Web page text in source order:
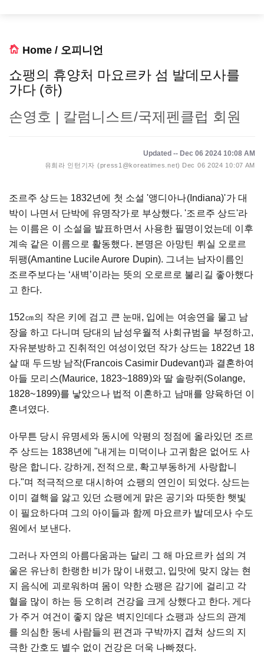
Home / 오피니언
쇼팽의 휴양처 마요르카 섬 발데모사를
가다 (하)
손영호 | 칼럼니스트/국제펜클럽 회원
Updated -- Dec 06 2024 10:08 AM
유희라 인턴기자 (press1@koreatimes.net) Dec 06 2024 10:07 AM
조르주 상드는 1832년에 첫 소설 '앵디아나(Indiana)'가 대
박이 나면서 단박에 유명작가로 부상했다. '조르주 상드'라
는 이름은 이 소설을 발표하면서 사용한 필명이었는데 이후
계속 같은 이름으로 활동했다. 본명은 아망틴 뤼실 오로르
뒤팽(Amantine Lucile Aurore Dupin). 그녀는 남자이름인
조르주보다는 ‘새벽’이라는 뜻의 오로르로 불리길 좋아했다
고 한다.
152㎝의 작은 키에 검고 큰 눈매, 입에는 여송연을 물고 남
장을 하고 다니며 당대의 남성우월적 사회규범을 부정하고,
자유분방하고 진취적인 여성이었던 작가 상드는 1822년 18
살 때 두드방 남작(Francois Casimir Dudevant)과 결혼하여
아들 모리스(Maurice, 1823~1889)와 딸 솔랑쥐(Solange,
1828~1899)를 낳았으나 법적 이혼하고 남매를 양육하던 이
혼녀였다.
아무튼 당시 유명세와 동시에 악평의 정점에 올라있던 조르
주 상드는 1838년에 "내게는 미덕이나 고귀함은 없어도 사
랑은 합니다. 강하게, 전적으로, 확고부동하게 사랑합니
다."며 적극적으로 대시하여 쇼팽의 연인이 되었다. 상드는
이미 결핵을 앓고 있던 쇼팽에게 맑은 공기와 따뜻한 햇빛
이 필요하다며 그의 아이들과 함께 마요르카 발데모사 수도
원에서 보낸다.
그러나 자연의 아름다움과는 달리 그 해 마요르카 섬의 겨
울은 유난히 한랭한 비가 많이 내렸고, 입맛에 맞지 않는 현
지 음식에 괴로워하며 몸이 약한 쇼팽은 감기에 걸리고 각
혈을 많이 하는 등 오히려 건강을 크게 상했다고 한다. 게다
가 주거 여건이 좋지 않은 벽지인데다 쇼팽과 상드의 관계
를 의심한 동네 사람들의 편견과 구박까지 겹쳐 상드의 지
극한 간호도 별수 없이 건강은 더욱 나빠졌다.